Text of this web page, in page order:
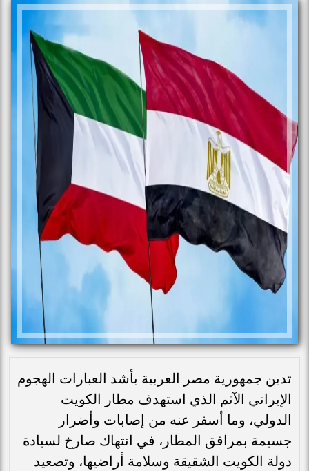
تدين جمهورية مصر العربية بأشد العبارات الهجوم
الإيراني الآثم الذي استهدف مطار الكويت
الدولي، وما أسفر عنه من إصابات وأضرار
جسيمة بمرافق المطار، في انتهاك صارخ لسيادة
دولة الكويت الشقيقة وسلامة أراضيها، وتصعيد